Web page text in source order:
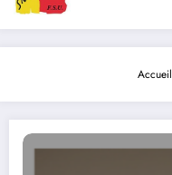
Accueil